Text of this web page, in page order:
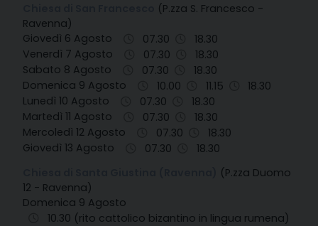
(P.zza S. Francesco -
Ravenna)
Giovedì 6 Agosto
07.30
18.30
Venerdì 7 Agosto
07.30
18.30
Sabato 8 Agosto
07.30
18.30
Domenica 9 Agosto
10.00 11.15
18.30
Lunedì 10 Agosto
07.30
18.30
Martedì 11 Agosto
07.30
18.30
Mercoledì 12 Agosto
07.30
18.30
Giovedì 13 Agosto
07.30
18.30
(P.zza Duomo
12 - Ravenna)
Domenica 9 Agosto
10.30 (rito cattolico bizantino in lingua rumena)